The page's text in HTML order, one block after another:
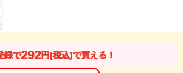
録で292円(税込)で買える！